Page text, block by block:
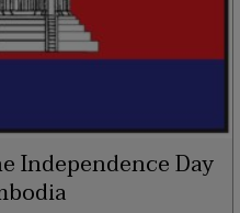
Independence Day